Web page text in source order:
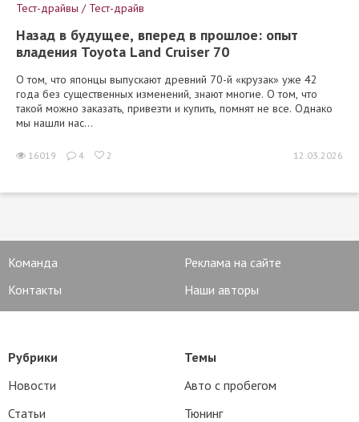
Тест-драйвы / Тест-драйв
Назад в будущее, вперед в прошлое: опыт
владения Toyota Land Cruiser 70
О том, что японцы выпускают древний 70-й «крузак» уже 42
года без существенных изменений, знают многие. О том, что
такой можно заказать, привезти и купить, помнят не все. Однако
мы нашли нас...
16019 4 2 12.03.2026
Команда
Реклама на сайте
Контакты
Наши авторы
Рубрики
Новости
Статьи
Темы
Авто с пробегом
Тюнинг